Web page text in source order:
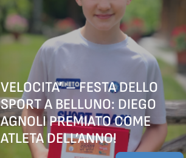
VELOCITA’ – FESTA DELLO
SPORT A BELLUNO: DIEGO
AGNOLI PREMIATO COME
ATLETA DELL’ANNO!